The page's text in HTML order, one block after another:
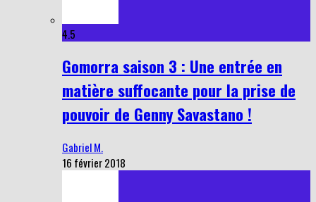
4.5
Gomorra saison 3 : Une entrée en
matière suffocante pour la prise de
pouvoir de Genny Savastano !
Gabriel M.
16 février 2018